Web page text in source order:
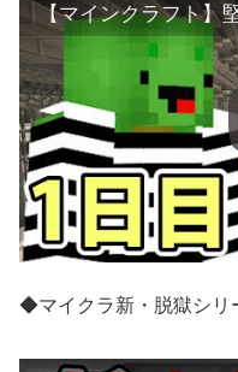
◆マイクラ新・脱獄シリ